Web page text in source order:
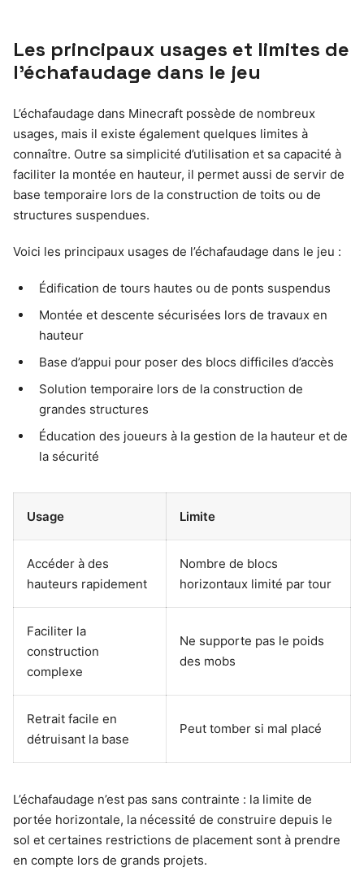
Les principaux usages et limites de
l’échafaudage dans le jeu
L’échafaudage dans Minecraft possède de nombreux
usages, mais il existe également quelques limites à
connaître. Outre sa simplicité d’utilisation et sa capacité à
faciliter la montée en hauteur, il permet aussi de servir de
base temporaire lors de la construction de toits ou de
structures suspendues.
Voici les principaux usages de l’échafaudage dans le jeu :
Édification de tours hautes ou de ponts suspendus
Montée et descente sécurisées lors de travaux en
hauteur
Base d’appui pour poser des blocs difficiles d’accès
Solution temporaire lors de la construction de
grandes structures
Éducation des joueurs à la gestion de la hauteur et de
la sécurité
Usage Limite
Accéder à des
hauteurs rapidement
Nombre de blocs
horizontaux limité par tour
Faciliter la
construction
complexe
Ne supporte pas le poids
des mobs
Retrait facile en
détruisant la base
Peut tomber si mal placé
L’échafaudage n’est pas sans contrainte : la limite de
portée horizontale, la nécessité de construire depuis le
sol et certaines restrictions de placement sont à prendre
en compte lors de grands projets.